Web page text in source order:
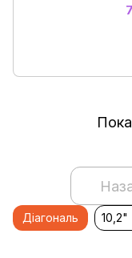
Діагональ 10,2"